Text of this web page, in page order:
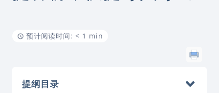
预计阅读时间: < 1 min
提纲目录